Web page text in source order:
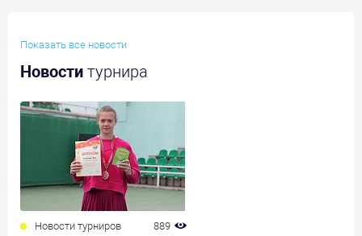
Показать все новости
Новости турнира
Новости турниров 889